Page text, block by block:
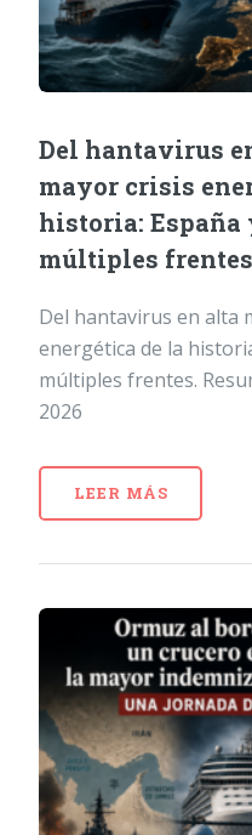
Del hantavirus
mayor crisis
historia: España
múltiples frentes
Del hantavirus en alta
energética de la
múltiples frentes.
2026
LEER MÁS